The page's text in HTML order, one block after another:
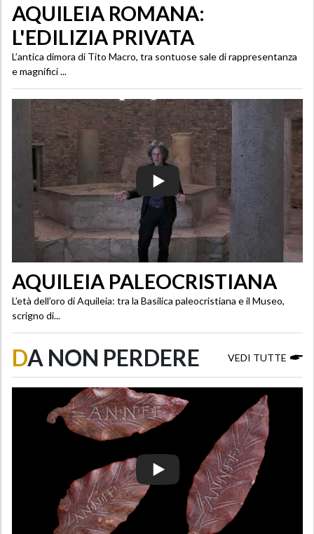
AQUILEIA ROMANA:
L'EDILIZIA PRIVATA
L’antica dimora di Tito Macro, tra sontuose sale di rappresentanza
e magnifici ...
AQUILEIA PALEOCRISTIANA
L’età dell’oro di Aquileia: tra la Basilica paleocristiana e il Museo,
scrigno di...
DA NON PERDERE VEDI TUTTE